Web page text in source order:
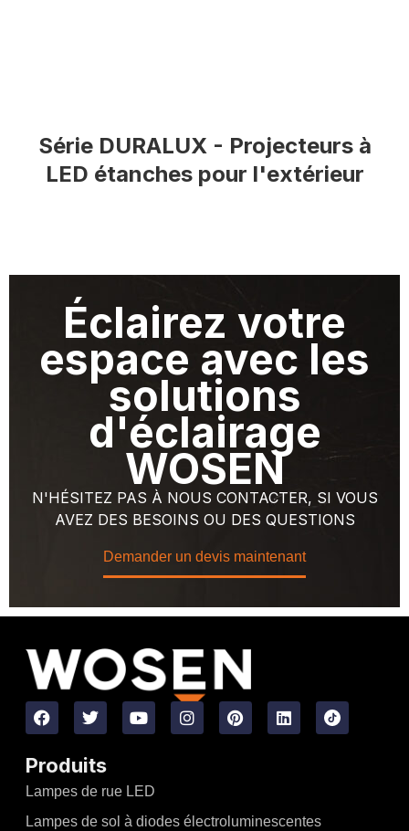
Série DURALUX - Projecteurs à
LED étanches pour l'extérieur
Éclairez votre
espace avec les
solutions
d'éclairage
WOSEN
N'HÉSITEZ PAS À NOUS CONTACTER, SI VOUS
AVEZ DES BESOINS OU DES QUESTIONS
Demander un devis maintenant
Produits
Lampes de rue LED
Lampes de sol à diodes électroluminescentes